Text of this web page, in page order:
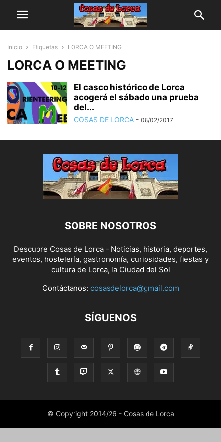
Inicio Etiquetas LORCA O MEETING
LORCA O MEETING
El casco histórico de Lorca
acogerá el sábado una prueba
del...
COSAS DE LORCA - 08/02/2017
SOBRE NOSOTROS
Descubre Cosas de Lorca - Noticias, historia, deportes,
eventos, hostelería, gastronomía, curiosidades, fiestas y
cultura de Lorca, la Ciudad del Sol
Contáctanos: cosasdelorca@gmail.com
SÍGUENOS
© Copyright 2014/26 - Cosas de Lorca